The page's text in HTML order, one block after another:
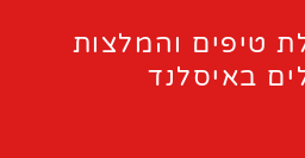
טיפים והמלצות
באיסלנד